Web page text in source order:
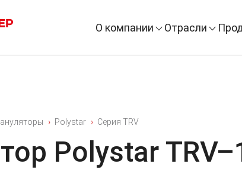
О компании Отрасли
Polystar Серия TRV
Polystar